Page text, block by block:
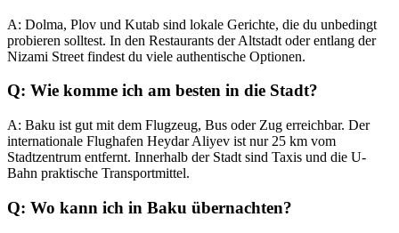
A: Dolma, Plov und Kutab sind lokale Gerichte, die du unbedingt
probieren solltest. In den Restaurants der Altstadt oder entlang der
Nizami Street findest du viele authentische Optionen.
Q: Wie komme ich am besten in die Stadt?
A: Baku ist gut mit dem Flugzeug, Bus oder Zug erreichbar. Der
internationale Flughafen Heydar Aliyev ist nur 25 km vom
Stadtzentrum entfernt. Innerhalb der Stadt sind Taxis und die U-
Bahn praktische Transportmittel.
Q: Wo kann ich in Baku übernachten?